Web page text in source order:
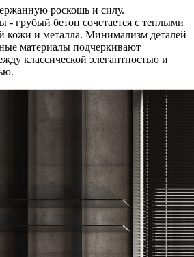
роскошь и силу.
- грубый бетон сочетается с теплыми
кожи и металла. Минимализм деталей
материалы подчеркивают
классической элегантностью и